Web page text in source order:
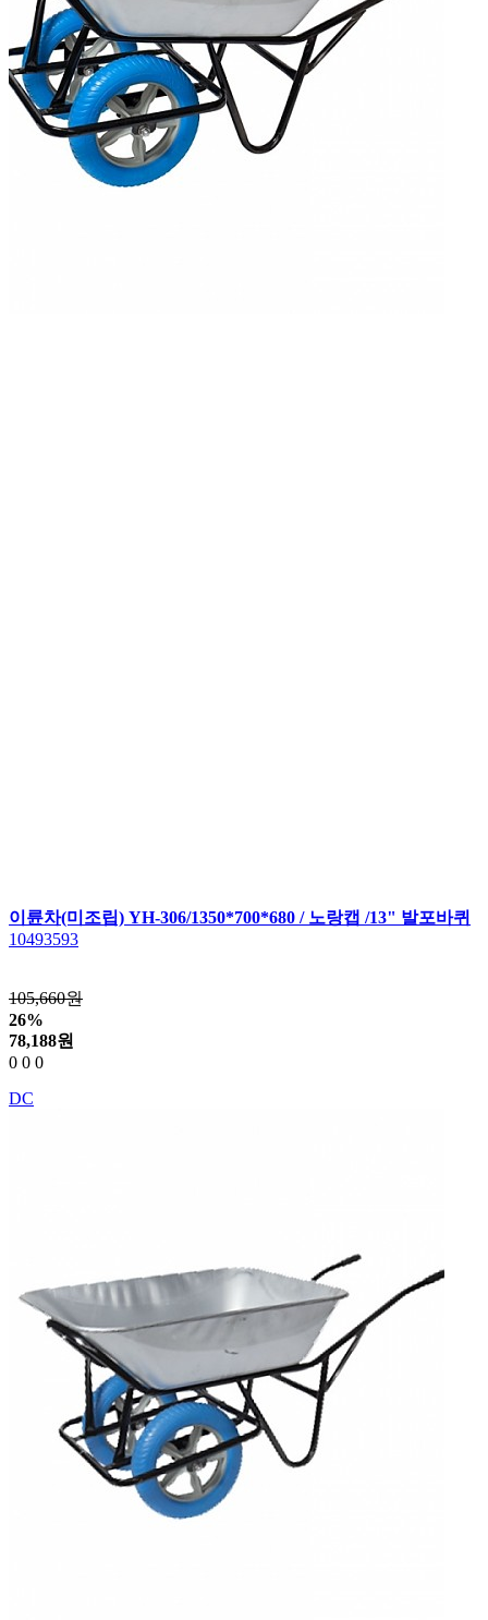
이륜차(미조립) YH-306/1350*700*680 / 노랑캡 /13" 발포바퀴
10493593
105,660원
26%
78,188원
0 0 0
DC